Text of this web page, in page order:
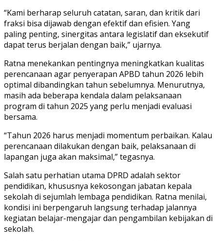
“Kami berharap seluruh catatan, saran, dan kritik dari
fraksi bisa dijawab dengan efektif dan efisien. Yang
paling penting, sinergitas antara legislatif dan eksekutif
dapat terus berjalan dengan baik,” ujarnya.
Ratna menekankan pentingnya meningkatkan kualitas
perencanaan agar penyerapan APBD tahun 2026 lebih
optimal dibandingkan tahun sebelumnya. Menurutnya,
masih ada beberapa kendala dalam pelaksanaan
program di tahun 2025 yang perlu menjadi evaluasi
bersama.
“Tahun 2026 harus menjadi momentum perbaikan. Kalau
perencanaan dilakukan dengan baik, pelaksanaan di
lapangan juga akan maksimal,” tegasnya.
Salah satu perhatian utama DPRD adalah sektor
pendidikan, khususnya kekosongan jabatan kepala
sekolah di sejumlah lembaga pendidikan. Ratna menilai,
kondisi ini berpengaruh langsung terhadap jalannya
kegiatan belajar-mengajar dan pengambilan kebijakan di
sekolah.